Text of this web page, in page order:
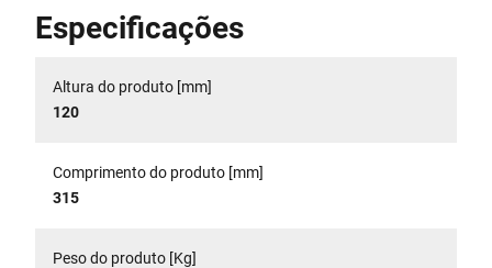
Especificações
Altura do produto [mm]
120
Comprimento do produto [mm]
315
Peso do produto [Kg]